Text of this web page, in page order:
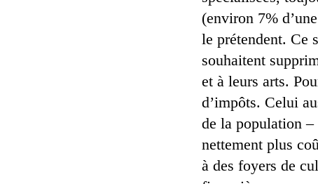
(environ 7%
le prétendent. Ce
souhaitent
et à leurs arts.
d’impôts. Celui
de la population –
nettement plus
à des foyers de